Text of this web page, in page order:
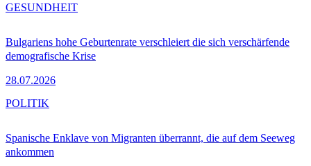
Bulgariens hohe Geburtenrate verschleiert die sich verschärfende
demografische Krise
28.07.2026
GESUNDHEIT
Spanische Enklave von Migranten überrannt, die auf dem Seeweg
ankommen
POLITIK